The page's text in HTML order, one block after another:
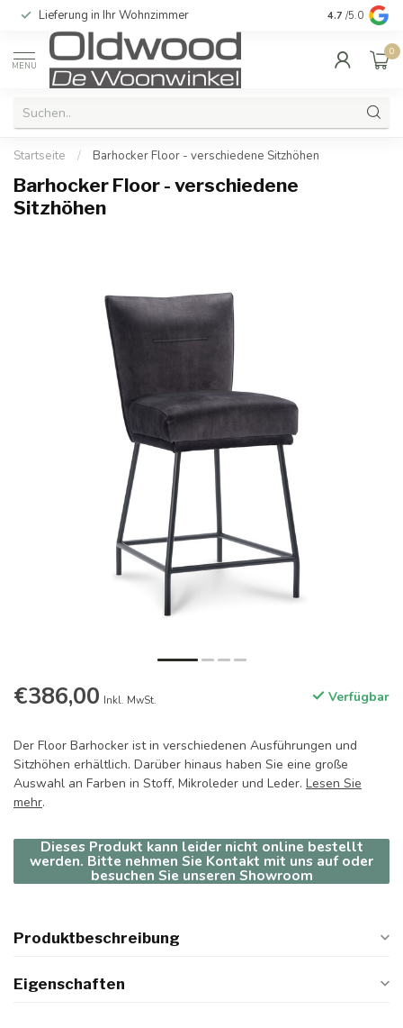
Lieferung in Ihr Wohnzimmer Qualität und
4.7 /5.0
MENU
0
Startseite / Barhocker Floor - verschiedene Sitzhöhen
Barhocker Floor - verschiedene
Sitzhöhen
€386,00 Inkl. MwSt. Verfügbar
Der Floor Barhocker ist in verschiedenen Ausführungen und
Sitzhöhen erhältlich. Darüber hinaus haben Sie eine große
Auswahl an Farben in Stoff, Mikroleder und Leder. Lesen Sie
mehr.
Dieses Produkt kann leider nicht online bestellt
werden. Bitte nehmen Sie Kontakt mit uns auf oder
besuchen Sie unseren Showroom
Produktbeschreibung
Eigenschaften